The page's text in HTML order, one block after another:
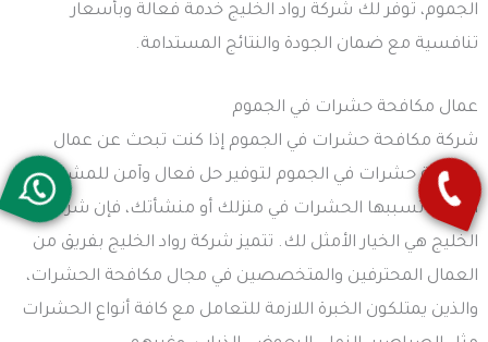
الجموم، توفر لك شركة رواد الخليج خدمة فعالة وبأسعار
تنافسية مع ضمان الجودة والنتائج المستدامة.
عمال مكافحة حشرات في الجموم
شركة مكافحة حشرات في الجموم إذا كنت تبحث عن عمال
مكافحة حشرات في الجموم لتوفير حل فعال وآمن للمشاكل
التي قد تسببها الحشرات في منزلك أو منشأتك، فإن شركة رواد
الخليج هي الخيار الأمثل لك. تتميز شركة رواد الخليج بفريق من
العمال المحترفين والمتخصصين في مجال مكافحة الحشرات،
والذين يمتلكون الخبرة اللازمة للتعامل مع كافة أنواع الحشرات